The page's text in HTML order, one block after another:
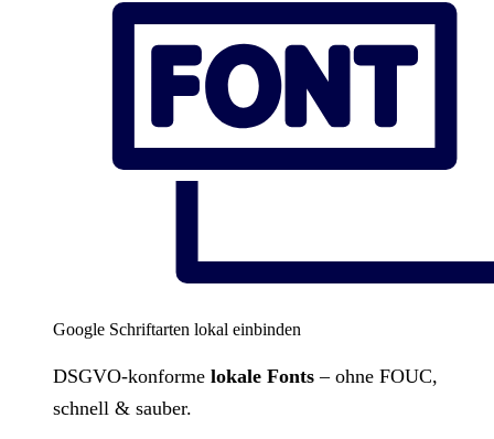
Google Schriftarten lokal einbinden
DSGVO-konforme lokale Fonts – ohne FOUC,
schnell & sauber.